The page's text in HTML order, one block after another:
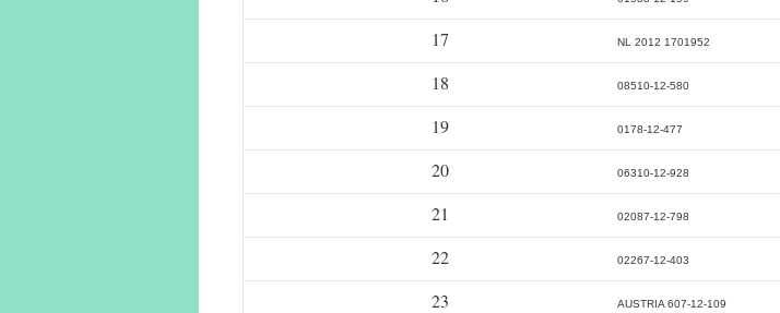
17
NL 2012 1701952
18
08510-12-580
19
0178-12-477
20
06310-12-928
21
02087-12-798
22
02267-12-403
23
AUSTRIA 607-12-109